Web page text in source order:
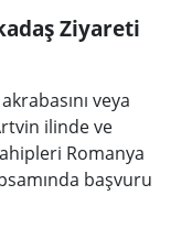
Ziyareti
veya
ilinde ve
Romanya
başvuru